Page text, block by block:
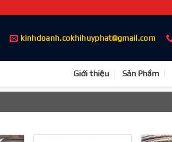
kinhdoanh.cokhihuyphat@gmail.com
Giới thiệu Sản Phẩm